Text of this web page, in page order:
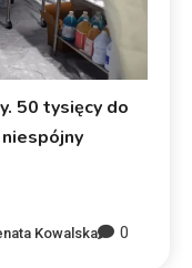
50 tysięcy do
Kowalska 0